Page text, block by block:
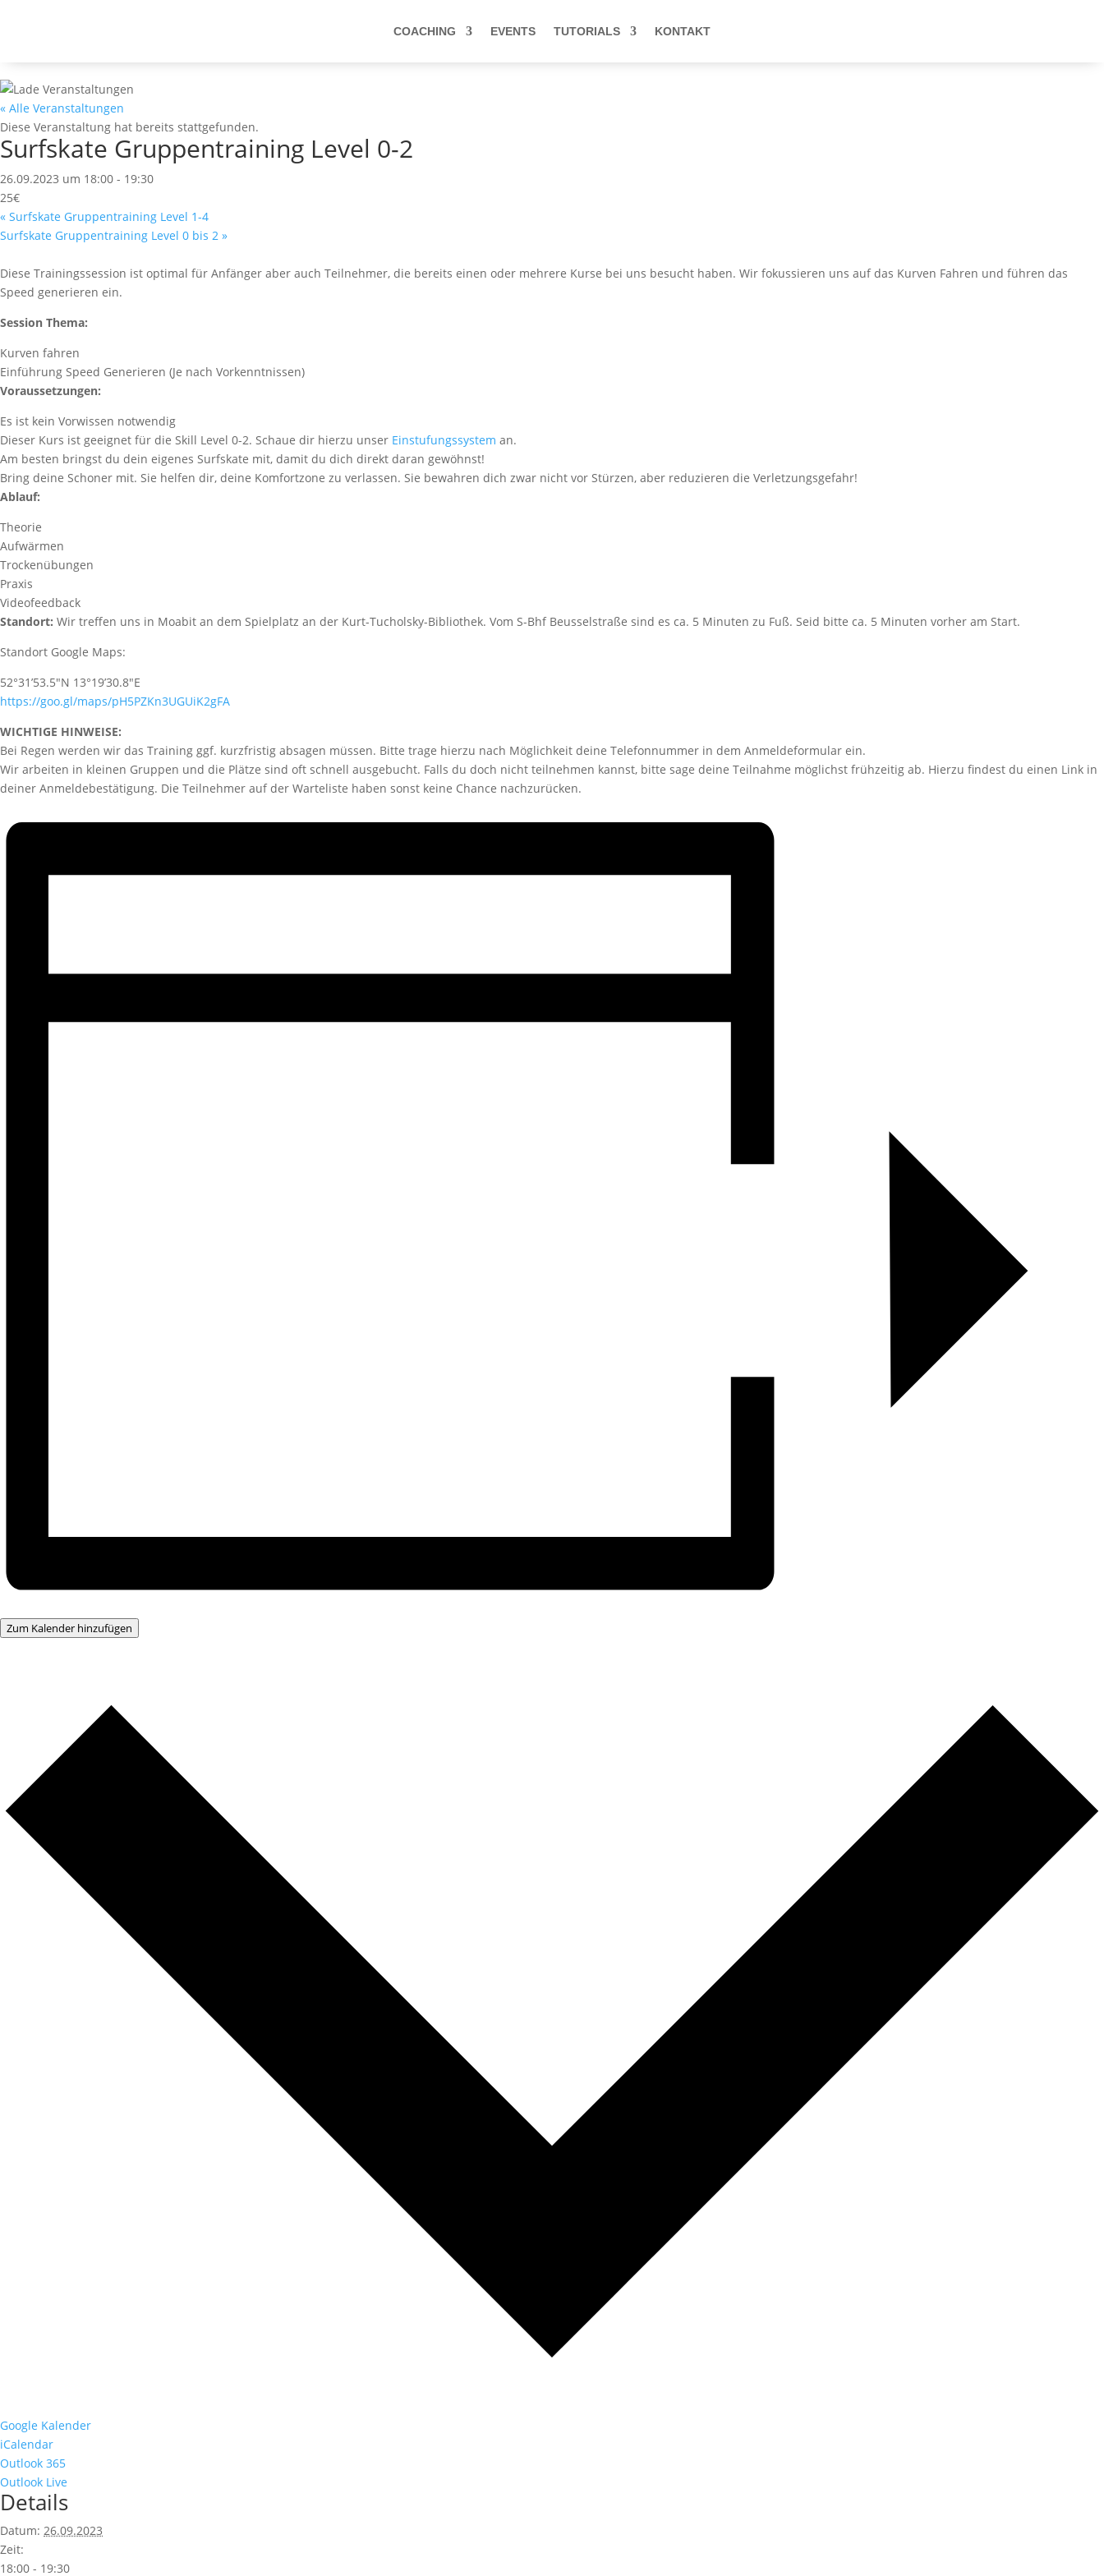
COACHING EVENTS TUTORIALS KONTAKT
Falls du frühzeitig über neue Events informiert werden möchtest, abonniere am besten unserenNewsletteroder unserenTelegram-Kanal
« Alle Veranstaltungen
Diese Veranstaltung hat bereits stattgefunden.
Surfskate Gruppentraining Level 0-2
26.09.2023 um 18:00 - 19:30
25€
« Surfskate Gruppentraining Level 1-4
Surfskate Gruppentraining Level 0 bis 2 »
Diese Trainingssession ist optimal für Anfänger aber auch Teilnehmer, die bereits einen oder mehrere Kurse bei uns besucht haben. Wir fokussieren uns auf das Kurven Fahren und führen das
Speed generieren ein.
Session Thema:
Kurven fahren
Einführung Speed Generieren (Je nach Vorkenntnissen)
Voraussetzungen:
Es ist kein Vorwissen notwendig
Dieser Kurs ist geeignet für die Skill Level 0-2. Schaue dir hierzu unser Einstufungssystem an.
Am besten bringst du dein eigenes Surfskate mit, damit du dich direkt daran gewöhnst!
Bring deine Schoner mit. Sie helfen dir, deine Komfortzone zu verlassen. Sie bewahren dich zwar nicht vor Stürzen, aber reduzieren die Verletzungsgefahr!
Ablauf:
Theorie
Aufwärmen
Trockenübungen
Praxis
Videofeedback
Standort: Wir treffen uns in Moabit an dem Spielplatz an der Kurt-Tucholsky-Bibliothek. Vom S-Bhf Beusselstraße sind es ca. 5 Minuten zu Fuß. Seid bitte ca. 5 Minuten vorher am Start.
Standort Google Maps:
52°31’53.5″N 13°19’30.8″E
https://goo.gl/maps/pH5PZKn3UGUiK2gFA
WICHTIGE HINWEISE:
Bei Regen werden wir das Training ggf. kurzfristig absagen müssen. Bitte trage hierzu nach Möglichkeit deine Telefonnummer in dem Anmeldeformular ein.
Wir arbeiten in kleinen Gruppen und die Plätze sind oft schnell ausgebucht. Falls du doch nicht teilnehmen kannst, bitte sage deine Teilnahme möglichst frühzeitig ab. Hierzu findest du einen Link in
deiner Anmeldebestätigung. Die Teilnehmer auf der Warteliste haben sonst keine Chance nachzurücken.
Zum Kalender hinzufügen
Google Kalender
iCalendar
Outlook 365
Outlook Live
Details
Datum: 26.09.2023
Zeit:
18:00 - 19:30